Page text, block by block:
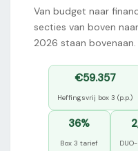
Van budget naar
secties van boven
2026 staan bovenaan.
€59.357
Heffingsvrij box 3 (p.p.)
36%
Box 3 tarief